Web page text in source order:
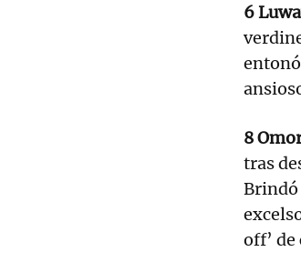
6
8
tras
Brindó
off’ de